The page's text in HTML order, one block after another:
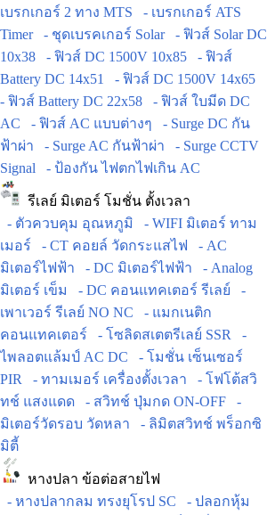
เบรกเกอร์ 2 ทาง MTS
- เบรกเกอร์ ATS
Timer
- ชุดเบรคเกอร์ Solar
- ฟิวส์ Solar DC
10x38
- ฟิวส์ DC 1500V 10x85
- ฟิวส์
Battery DC 14x51
- ฟิวส์ DC 1500V 14x65
- ฟิวส์ Battery DC 22x58
- ฟิวส์ ใบมีด DC
AC
- ฟิวส์ AC แบบต่างๆ
- Surge DC กัน
ฟ้าผ่า
- Surge AC กันฟ้าผ่า
- Surge CCTV
Signal
- ป้องกัน ไฟตกไฟเกิน AC
รีเลย์ มิเตอร์ โมชั่น ตั้งเวลา
- ตัวควบคุม อุณหภูมิ
- WIFI มิเตอร์ ทาม
เมอร์
- CT คอยล์ วัดกระแสไฟ
- AC
มิเตอร์ไฟฟ้า
- DC มิเตอร์ไฟฟ้า
- Analog
มิเตอร์ เข็ม
- DC คอนแทคเตอร์ รีเลย์
-
เพาเวอร์ รีเลย์ NO NC
- แมกเนติก
คอนแทคเตอร์
- โซลิดสเตตรีเลย์ SSR
-
ไพลอตแล้มป์ AC DC
- โมชั่น เซ็นเซอร์
PIR
- ทามเมอร์ เครื่องตั้งเวลา
- โฟโต้สวิ
ทช์ แสงแดด
- สวิทช์ ปุ่มกด ON-OFF
-
มิเตอร์วัดรอบ วัดหลา
- ลิมิตสวิทช์ พร็อกซิ
มิตี้
หางปลา ข้อต่อสายไฟ
- หางปลากลม ทรงยุโรป SC
- ปลอกหุ้ม